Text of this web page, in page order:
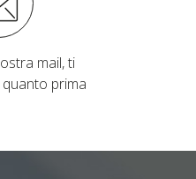
mail, ti
prima